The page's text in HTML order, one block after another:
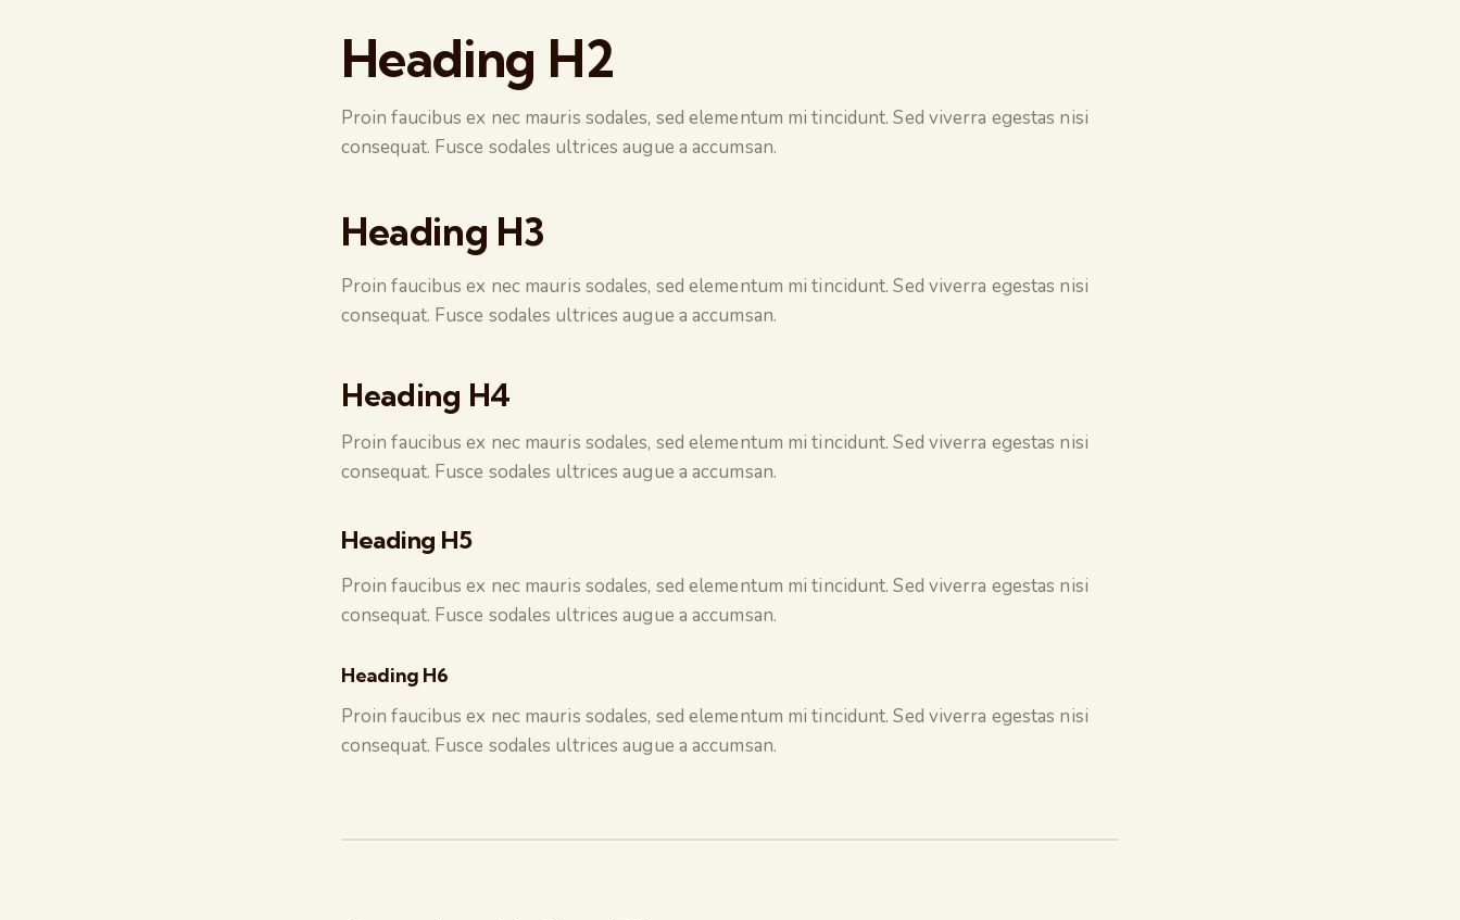
Heading H2
Proin faucibus ex nec mauris sodales, sed elementum mi tincidunt. Sed viverra egestas nisi
consequat. Fusce sodales ultrices augue a accumsan.
Heading H3
Proin faucibus ex nec mauris sodales, sed elementum mi tincidunt. Sed viverra egestas nisi
consequat. Fusce sodales ultrices augue a accumsan.
Heading H4
Proin faucibus ex nec mauris sodales, sed elementum mi tincidunt. Sed viverra egestas nisi
consequat. Fusce sodales ultrices augue a accumsan.
Heading H5
Proin faucibus ex nec mauris sodales, sed elementum mi tincidunt. Sed viverra egestas nisi
consequat. Fusce sodales ultrices augue a accumsan.
Heading H6
Proin faucibus ex nec mauris sodales, sed elementum mi tincidunt. Sed viverra egestas nisi
consequat. Fusce sodales ultrices augue a accumsan.